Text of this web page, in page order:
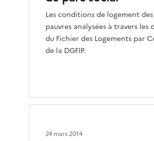
Les conditions de logement
pauvres analysées à travers les
du Fichier des Logements par
de la DGFIP.
24 mars 2014